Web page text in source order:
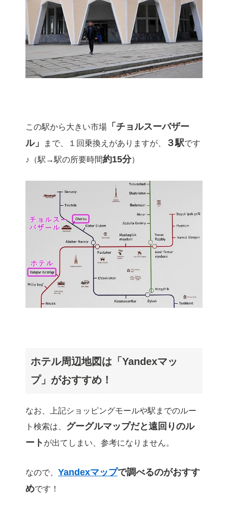
この駅から大きい市場 「チョルスーバザー
ル」
まで、１回乗換えがありますが、 ３駅です
♪（駅→駅の所要時間約15分）
ホテル周辺地図は「Yandexマッ
プ」がおすすめ！
なお、上記ショッピングモールや駅までのルー
ト検索は、 グーグルマップだと遠回りのル
ート が出てしまい、参考になりません。
なので、 Yandexマップで調べるのがおすす
めです！